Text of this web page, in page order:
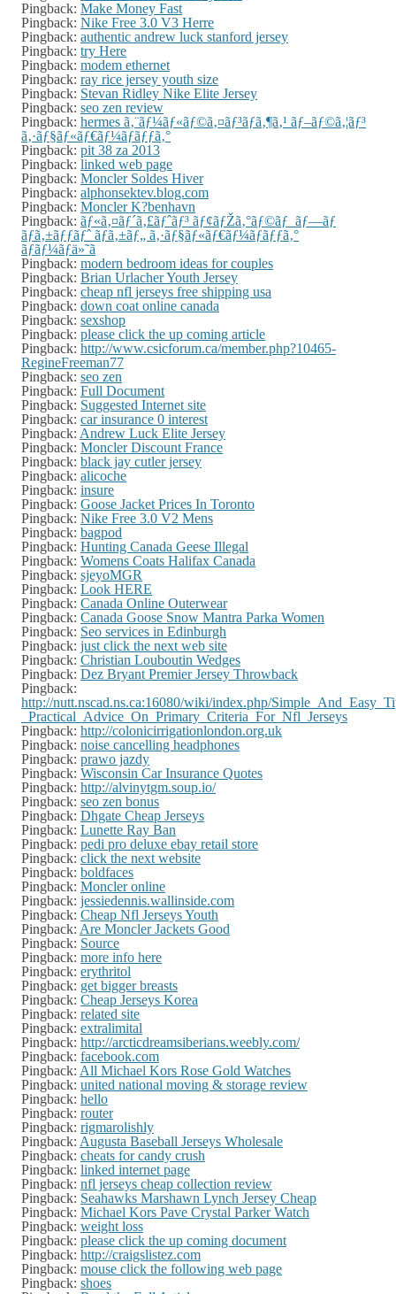
Pingback: Make Money Fast
Pingback: Nike Free 3.0 V3 Herre
Pingback: authentic andrew luck stanford jersey
Pingback: try Here
Pingback: modem ethernet
Pingback: ray rice jersey youth size
Pingback: Stevan Ridley Nike Elite Jersey
Pingback: seo zen review
Pingback: hermes ã‚¨ãƒ¼ãƒ«ãƒ©ã‚¤ãƒ³ãƒã‚¶ã‚¹ ãƒ–ãƒ©ã‚¦ãƒ³
ã‚·ãƒ§ãƒ«ãƒ€ãƒ¼ãƒãƒƒã‚°
Pingback: pit 38 za 2013
Pingback: linked web page
Pingback: Moncler Soldes Hiver
Pingback: alphonsektev.blog.com
Pingback: Moncler K?benhavn
Pingback: ãƒ«ã‚¤ãƒ´ã‚£ãƒˆãƒ³ ãƒ¢ãƒŽã‚°ãƒ©ãƒ ãƒ—ãƒ
ãƒã‚±ãƒƒãƒˆ ãƒã‚±ãƒ„ ã‚·ãƒ§ãƒ«ãƒ€ãƒ¼ãƒãƒƒã‚°
ãƒãƒ¼ãƒä»˜ã
Pingback: modern bedroom ideas for couples
Pingback: Brian Urlacher Youth Jersey
Pingback: cheap nfl jerseys free shipping usa
Pingback: down coat online canada
Pingback: sexshop
Pingback: please click the up coming article
Pingback: http://www.csicforum.ca/member.php?10465-
RegineFreeman77
Pingback: seo zen
Pingback: Full Document
Pingback: Suggested Internet site
Pingback: car insurance 0 interest
Pingback: Andrew Luck Elite Jersey
Pingback: Moncler Discount France
Pingback: black jay cutler jersey
Pingback: alicoche
Pingback: insure
Pingback: Goose Jacket Prices In Toronto
Pingback: Nike Free 3.0 V2 Mens
Pingback: bagpod
Pingback: Hunting Canada Geese Illegal
Pingback: Womens Coats Halifax Canada
Pingback: sjeyoMGR
Pingback: Look HERE
Pingback: Canada Online Outerwear
Pingback: Canada Goose Snow Mantra Parka Women
Pingback: Seo services in Edinburgh
Pingback: just click the next web site
Pingback: Christian Louboutin Wedges
Pingback: Dez Bryant Premier Jersey Throwback
Pingback:
http://nutt.nscad.ns.ca:16080/wiki/index.php/
_Practical_Advice_On_Primary_Criteria_For_Nfl_Jerseys
Pingback: http://colonicirrigationlondon.org.uk
Pingback: noise cancelling headphones
Pingback: prawo jazdy
Pingback: Wisconsin Car Insurance Quotes
Pingback: http://alvinytgm.soup.io/
Pingback: seo zen bonus
Pingback: Dhgate Cheap Jerseys
Pingback: Lunette Ray Ban
Pingback: pedi pro deluxe ebay retail store
Pingback: click the next website
Pingback: boldfaces
Pingback: Moncler online
Pingback: jessiedennis.wallinside.com
Pingback: Cheap Nfl Jerseys Youth
Pingback: Are Moncler Jackets Good
Pingback: Source
Pingback: more info here
Pingback: erythritol
Pingback: get bigger breasts
Pingback: Cheap Jerseys Korea
Pingback: related site
Pingback: extralimital
Pingback: http://arcticdreamsiberians.weebly.com/
Pingback: facebook.com
Pingback: All Michael Kors Rose Gold Watches
Pingback: united national moving & storage review
Pingback: hello
Pingback: router
Pingback: rigmarolishly
Pingback: Augusta Baseball Jerseys Wholesale
Pingback: cheats for candy crush
Pingback: linked internet page
Pingback: nfl jerseys cheap collection review
Pingback: Seahawks Marshawn Lynch Jersey Cheap
Pingback: Michael Kors Pave Crystal Parker Watch
Pingback: weight loss
Pingback: please click the up coming document
Pingback: http://craigslistez.com
Pingback: mouse click the following web page
Pingback: shoes